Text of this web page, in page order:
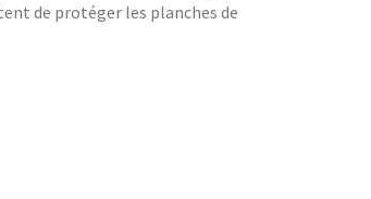
de protéger les planches de